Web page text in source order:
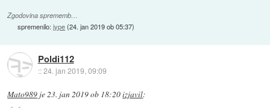
Zgodovina sprememb…
spremenilo:jype(24. jan 2019 ob 05:37)
Poldi112
::24. jan 2019, 09:09
Mato989 je23. jan 2019 ob 18:20izjavil: